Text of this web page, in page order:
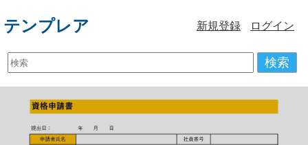
テンプレア 新規登録 ログイン
検索